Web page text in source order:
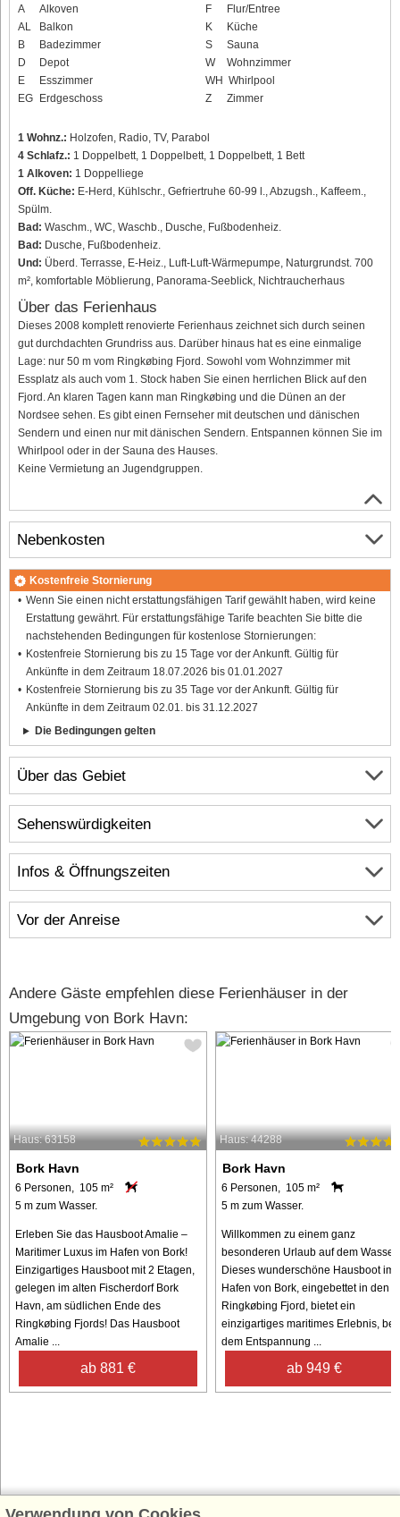
A
Alkoven
AL
Balkon
B
Badezimmer
D
Depot
E
Esszimmer
EG
Erdgeschoss
F
Flur/Entree
K
Küche
S
Sauna
W
Wohnzimmer
WH Whirlpool
Z
Zimmer
1 Wohnz.: Holzofen, Radio, TV, Parabol
4 Schlafz.: 1 Doppelbett, 1 Doppelbett, 1 Doppelbett, 1 Bett
1 Alkoven: 1 Doppelliege
Off. Küche: E-Herd, Kühlschr., Gefriertruhe 60-99 l., Abzugsh., Kaffeem.,
Spülm.
Bad: Waschm., WC, Waschb., Dusche, Fußbodenheiz.
Bad: Dusche, Fußbodenheiz.
Und: Überd. Terrasse, E-Heiz., Luft-Luft-Wärmepumpe, Naturgrundst. 700
m², komfortable Möblierung, Panorama-Seeblick, Nichtraucherhaus
Über das Ferienhaus
Dieses 2008 komplett renovierte Ferienhaus zeichnet sich durch seinen
gut durchdachten Grundriss aus. Darüber hinaus hat es eine einmalige
Lage: nur 50 m vom Ringkøbing Fjord. Sowohl vom Wohnzimmer mit
Essplatz als auch vom 1. Stock haben Sie einen herrlichen Blick auf den
Fjord. An klaren Tagen kann man Ringkøbing und die Dünen an der
Nordsee sehen. Es gibt einen Fernseher mit deutschen und dänischen
Sendern und einen nur mit dänischen Sendern. Entspannen können Sie im
Whirlpool oder in der Sauna des Hauses.
Keine Vermietung an Jugendgruppen.
Über das Gebiet
Infos & Öffnungszeiten
Vor der Anreise
Nebenkosten
Kostenfreie Stornierung
Wenn Sie einen nicht erstattungsfähigen Tarif gewählt haben, wird keine
Erstattung gewährt. Für erstattungsfähige Tarife beachten Sie bitte die
nachstehenden Bedingungen für kostenlose Stornierungen:
Kostenfreie Stornierung bis zu 15 Tage vor der Ankunft. Gültig für
Ankünfte in dem Zeitraum 18.07.2026 bis 01.01.2027
Kostenfreie Stornierung bis zu 35 Tage vor der Ankunft. Gültig für
Ankünfte in dem Zeitraum 02.01. bis 31.12.2027
Die Bedingungen gelten
Sehenswürdigkeiten
Andere Gäste empfehlen diese Ferienhäuser in der
Umgebung von Bork Havn:
Haus: 63158
Bork Havn
6 Personen, 105 m²
5 m zum Wasser.
Erleben Sie das Hausboot Amalie –
Maritimer Luxus im Hafen von Bork!
Einzigartiges Hausboot mit 2 Etagen,
gelegen im alten Fischerdorf Bork
Havn, am südlichen Ende des
Ringkøbing Fjords! Das Hausboot
Amalie ...
ab 881 €
Haus: 44288
Bork Havn
6 Personen, 105 m²
5 m zum Wasser.
Willkommen zu einem ganz
besonderen Urlaub auf dem Wasser!
Dieses wunderschöne Hausboot im
Hafen von Bork, eingebettet in den
Ringkøbing Fjord, bietet ein
einzigartiges maritimes Erlebnis, bei
dem Entspannung ...
ab 949 €